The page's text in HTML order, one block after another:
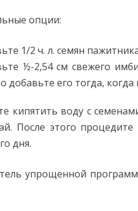
опции:
1/2 ч. л. семян
½-2,54 см свежего
добавьте его тогда, когда
кипятить воду с
После этого
дня.
упрощенной